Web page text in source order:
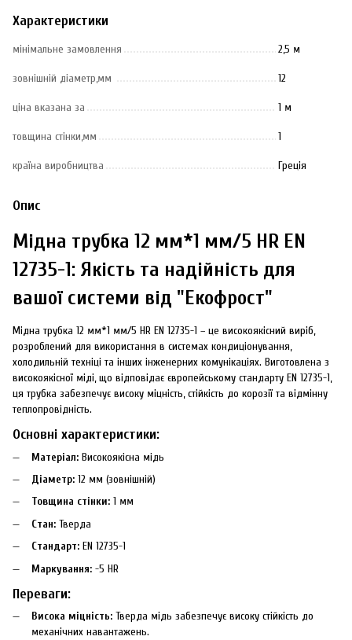
Характеристики
мінімальне замовлення 2,5 м
зовнішній діаметр,мм 12
ціна вказана за 1 м
товщина стінки,мм 1
країна виробництва Греція
Опис
Мідна трубка 12 мм*1 мм/5 HR EN
12735-1: Якість та надійність для
вашої системи від "Екофрост"
Мідна трубка 12 мм*1 мм/5 HR EN 12735-1 – це високоякісний виріб,
розроблений для використання в системах кондиціонування,
холодильній техніці та інших інженерних комунікаціях. Виготовлена з
високоякісної міді, що відповідає європейському стандарту EN 12735-1,
ця трубка забезпечує високу міцність, стійкість до корозії та відмінну
теплопровідність.
Основні характеристики:
Матеріал: Високоякісна мідь
Діаметр: 12 мм (зовнішній)
Товщина стінки: 1 мм
Стан: Тверда
Стандарт: EN 12735-1
Маркування: -5 HR
Переваги:
Висока міцність: Тверда мідь забезпечує високу стійкість до
механічних навантажень.